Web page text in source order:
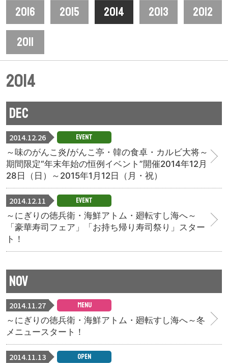
2016
2015 2014 2013
2012
2011
2014
DEC
2014.12.26 EVENT
～味のがんこ炎/がんこ亭・韓の食卓・カルビ大将～
期間限定“年末年始の恒例イベント”開催2014年12月
28日（日）～2015年1月12日（月・祝）
2014.12.11 EVENT
～にぎりの徳兵衛・海鮮アトム・廻転すし海へ～
「豪華寿司フェア」「お持ち帰り寿司祭り」スター
ト！
NOV
2014.11.27 MENU
～にぎりの徳兵衛・海鮮アトム・廻転すし海へ～冬
メニュースタート！
2014.11.13 OPEN